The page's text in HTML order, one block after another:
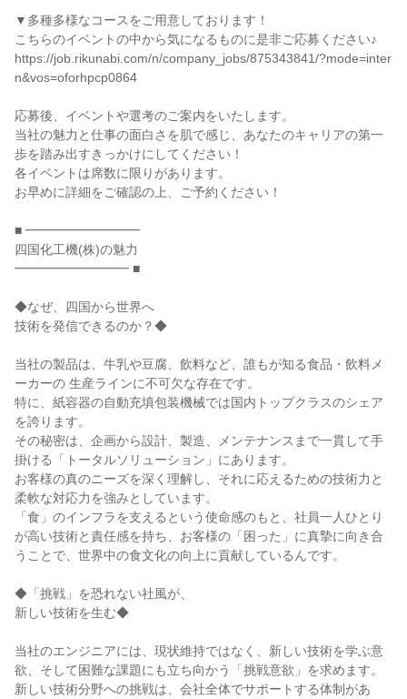
▼多種多様なコースをご用意しております！
こちらのイベントの中から気になるものに是非ご応募ください♪
https://job.rikunabi.com/n/company_jobs/875343841/?mode=inter
n&vos=oforhpcp0864
応募後、イベントや選考のご案内をいたします。
当社の魅力と仕事の面白さを肌で感じ、あなたのキャリアの第一
歩を踏み出すきっかけにしてください！
各イベントは席数に限りがあります。
お早めに詳細をご確認の上、ご予約ください！
■ ━━━━━━━━━
四国化工機(株)の魅力
━━━━━━━━━ ■
◆なぜ、四国から世界へ
技術を発信できるのか？◆
当社の製品は、牛乳や豆腐、飲料など、誰もが知る食品・飲料メ
ーカーの 生産ラインに不可欠な存在です。
特に、紙容器の自動充填包装機械では国内トップクラスのシェア
を誇ります。
その秘密は、企画から設計、製造、メンテナンスまで一貫して手
掛ける「トータルソリューション」にあります。
お客様の真のニーズを深く理解し、それに応えるための技術力と
柔軟な対応力を強みとしています。
「食」のインフラを支えるという使命感のもと、社員一人ひとり
が高い技術と責任感を持ち、お客様の「困った」に真摯に向き合
うことで、世界中の食文化の向上に貢献しているんです。
◆「挑戦」を恐れない社風が、
新しい技術を生む◆
当社のエンジニアには、現状維持ではなく、新しい技術を学ぶ意
欲、そして困難な課題にも立ち向かう「挑戦意欲」を求めます。
新しい技術分野への挑戦は、会社全体でサポートする体制があ